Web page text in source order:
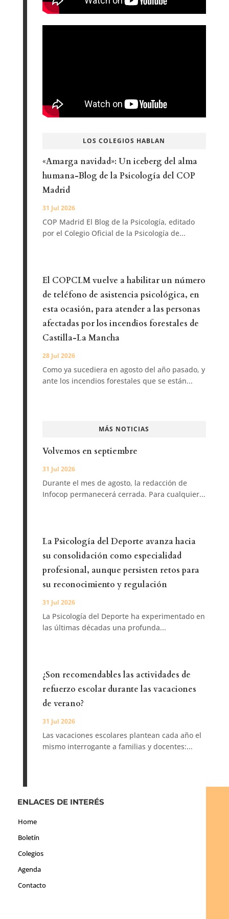
LOS COLEGIOS HABLAN
«Amarga navidad»: Un iceberg del alma
humana-Blog de la Psicología del COP
Madrid
31 Jul 2026
COP Madrid El Blog de la Psicología, editado
por el Colegio Oficial de la Psicología de...
El COPCLM vuelve a habilitar un número
de teléfono de asistencia psicológica, en
esta ocasión, para atender a las personas
afectadas por los incendios forestales de
Castilla-La Mancha
28 Jul 2026
Como ya sucediera en agosto del año pasado, y
ante los incendios forestales que se están...
MÁS NOTICIAS
Volvemos en septiembre
31 Jul 2026
Durante el mes de agosto, la redacción de
Infocop permanecerá cerrada. Para cualquier...
La Psicología del Deporte avanza hacia
su consolidación como especialidad
profesional, aunque persisten retos para
su reconocimiento y regulación
31 Jul 2026
La Psicología del Deporte ha experimentado en
las últimas décadas una profunda...
¿Son recomendables las actividades de
refuerzo escolar durante las vacaciones
de verano?
31 Jul 2026
Las vacaciones escolares plantean cada año el
mismo interrogante a familias y docentes:...
ENLACES DE INTERÉS
Home
Boletín
Colegios
Agenda
Contacto